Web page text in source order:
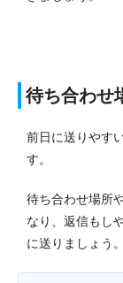
待ち合わせ
前日に送りやす
す。
待ち合わせ場所
なり、返信もし
に送りましょう。